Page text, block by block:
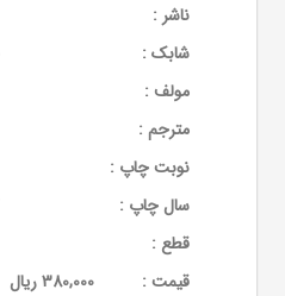
ناشر :
شابک :
مولف :
مترجم :
نوبت چاپ :
سال چاپ :
قطع :
قيمت :
380,000 ریال